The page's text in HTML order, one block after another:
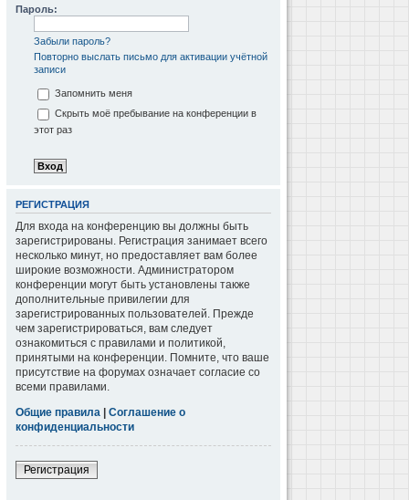
Пароль:
Забыли пароль?
Повторно выслать письмо для активации учётной
записи
Запомнить меня
Скрыть моё пребывание на конференции в
этот раз
РЕГИСТРАЦИЯ
Для входа на конференцию вы должны быть
зарегистрированы. Регистрация занимает всего
несколько минут, но предоставляет вам более
широкие возможности. Администратором
конференции могут быть установлены также
дополнительные привилегии для
зарегистрированных пользователей. Прежде
чем зарегистрироваться, вам следует
ознакомиться с правилами и политикой,
принятыми на конференции. Помните, что ваше
присутствие на форумах означает согласие со
всеми правилами.
Общие правила | Соглашение о
конфиденциальности
Регистрация